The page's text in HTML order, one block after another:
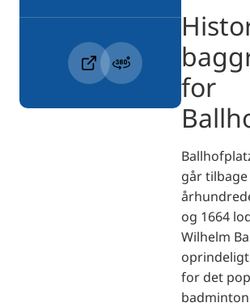
for
går
og 1664
Wilhelm
for det